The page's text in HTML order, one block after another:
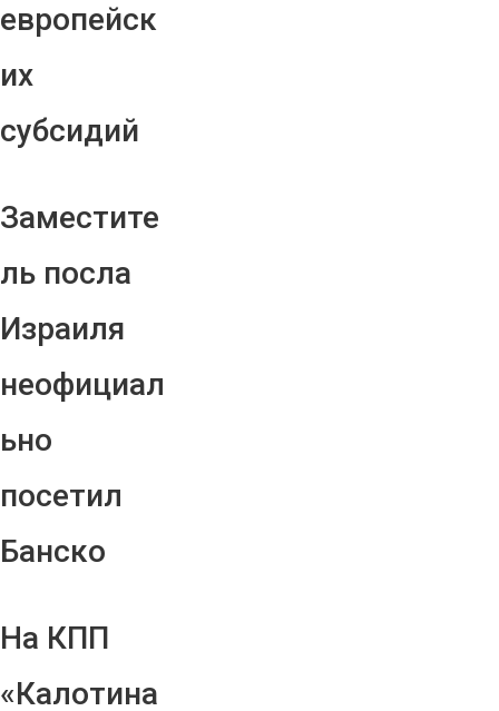
европейск
их
субсидий
Заместите
ль посла
Израиля
неофициал
ьно
посетил
Банско
На КПП
«Калотина